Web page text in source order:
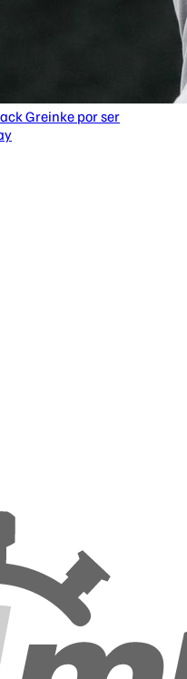
Greinke por ser